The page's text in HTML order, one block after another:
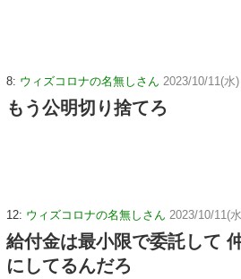
8: ウィズコロナの名無しさん 2023/10/11(水
もう公明切り捨てろ
12: ウィズコロナの名無しさん 2023/10/11(
給付金は最小限で委託して
にしてるんだろ